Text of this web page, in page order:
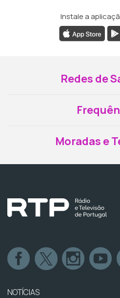
Instale a
Redes de
Moradas e
NOTÍCIAS